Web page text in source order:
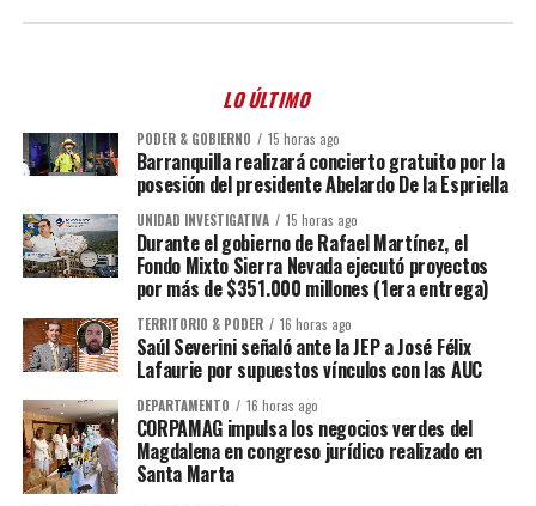
LO ÚLTIMO
PODER & GOBIERNO 15 horas ago
Barranquilla realizará concierto gratuito por la
posesión del presidente Abelardo De la Espriella
UNIDAD INVESTIGATIVA 15 horas ago
Durante el gobierno de Rafael Martínez, el
Fondo Mixto Sierra Nevada ejecutó proyectos
por más de $351.000 millones (1era entrega)
TERRITORIO & PODER 16 horas ago
Saúl Severini señaló ante la JEP a José Félix
Lafaurie por supuestos vínculos con las AUC
DEPARTAMENTO 16 horas ago
CORPAMAG impulsa los negocios verdes del
Magdalena en congreso jurídico realizado en
Santa Marta